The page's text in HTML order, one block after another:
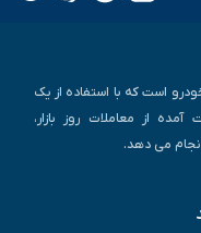
است که با استفاده از یک
از معاملات روز بازار،
می دهد.